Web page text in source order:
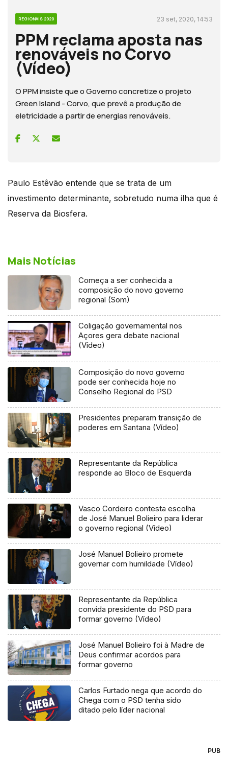
REGIONAIS 2020 23 set, 2020, 14:53
PPM reclama aposta nas
renováveis no Corvo
(Vídeo)
O PPM insiste que o Governo concretize o projeto
Green Island - Corvo, que prevê a produção de
eletricidade a partir de energias renováveis.
Paulo Estêvão entende que se trata de um
investimento determinante, sobretudo numa ilha que é
Reserva da Biosfera.
Mais Notícias
Começa a ser conhecida a
composição do novo governo
regional (Som)
Coligação governamental nos
Açores gera debate nacional
(Vídeo)
Composição do novo governo
pode ser conhecida hoje no
Conselho Regional do PSD
Presidentes preparam transição de
poderes em Santana (Vídeo)
Representante da República
responde ao Bloco de Esquerda
Vasco Cordeiro contesta escolha
de José Manuel Bolieiro para liderar
o governo regional (Vídeo)
José Manuel Bolieiro promete
governar com humildade (Vídeo)
Representante da República
convida presidente do PSD para
formar governo (Vídeo)
José Manuel Bolieiro foi à Madre de
Deus confirmar acordos para
formar governo
Carlos Furtado nega que acordo do
Chega com o PSD tenha sido
ditado pelo líder nacional
PUB